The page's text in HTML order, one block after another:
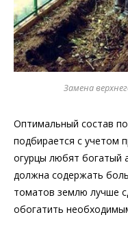
Замена
Оптимальный состав
подбирается с учетом
огурцы любят богатый
должна содержать
томатов землю лучше
обогатить